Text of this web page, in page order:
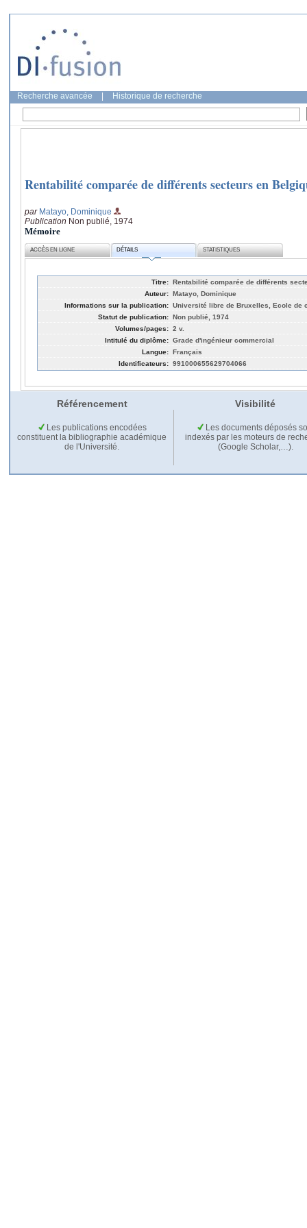
Recherche avancée Historique de recherche
Rentabilité comparée de différents secteurs en
par Matayo, Dominique
Publication Non publié, 1974
Mémoire
ACCÈS EN LIGNE DÉTAILS STATISTIQUES
Titre: Rentabilité comparée de différents
Auteur: Matayo, Dominique
Informations sur la publication: Université libre de Bruxelles, Ecole de
Statut de publication: Non publié, 1974
Volumes/pages: 2 v.
Intitulé du diplôme: Grade d'ingénieur commercial
Langue: Français
Identificateurs: 991000655629704066
Référencement Visibilité
Les publications encodées
constituent la bibliographie académique
de l'Université.
Les documents déposés
indexés par les moteurs de
(Google Scholar,…).